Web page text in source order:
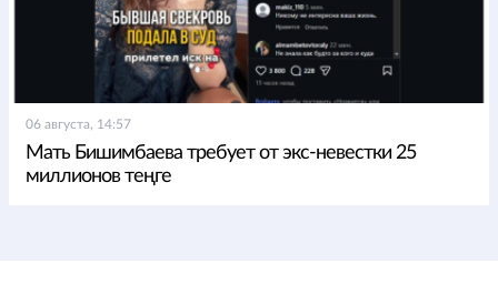
06 августа, 14:57
Мать Бишимбаева требует от экс-невестки 25
миллионов теңге